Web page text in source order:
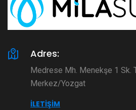
Adres:
Medrese Mh. Menekşe 1 Sk.
Merkez/Yozgat
İLETIŞIM